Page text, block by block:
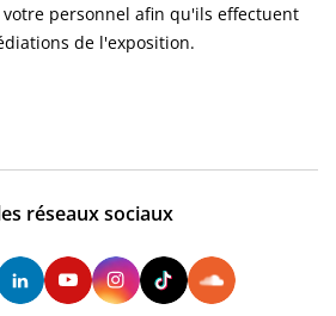
personnel afin qu'ils effectuent
de l'exposition.
réseaux sociaux
TwitterFacebookLinkedInYoutubeInstagram